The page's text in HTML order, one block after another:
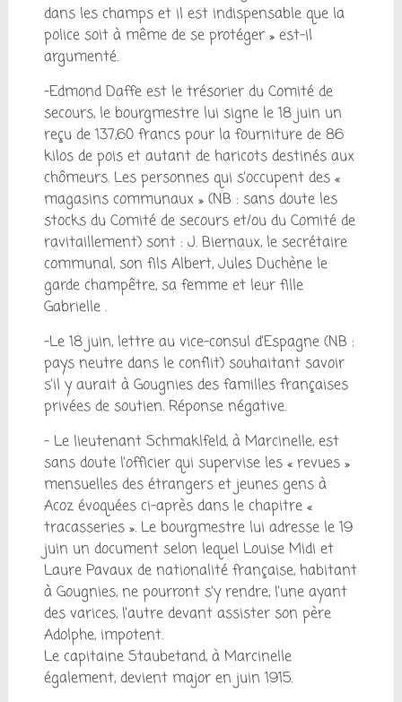
dans les champs et il est indispensable que la
police soit à même de se protéger » est-il
argumenté.
-Edmond Daffe est le trésorier du Comité de
secours, le bourgmestre lui signe le 18 juin un
reçu de 137,60 francs pour la fourniture de 86
kilos de pois et autant de haricots destinés aux
chômeurs. Les personnes qui s’occupent des «
magasins communaux » (NB : sans doute les
stocks du Comité de secours et/ou du Comité de
ravitaillement) sont : J. Biernaux, le secrétaire
communal, son fils Albert, Jules Duchène le
garde champêtre, sa femme et leur fille
Gabrielle .
-Le 18 juin, lettre au vice-consul d’Espagne (NB :
pays neutre dans le conflit) souhaitant savoir
s’il y aurait à Gougnies des familles françaises
privées de soutien. Réponse négative.
– Le lieutenant Schmaklfeld, à Marcinelle, est
sans doute l’officier qui supervise les « revues »
mensuelles des étrangers et jeunes gens à
Acoz évoquées ci-après dans le chapitre «
tracasseries ». Le bourgmestre lui adresse le 19
juin un document selon lequel Louise Midi et
Laure Pavaux de nationalité française, habitant
à Gougnies, ne pourront s’y rendre, l’une ayant
des varices, l’autre devant assister son père
Adolphe, impotent.
Le capitaine Staubetand, à Marcinelle
également, devient major en juin 1915.